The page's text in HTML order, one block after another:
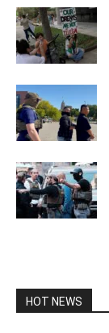
HOT NEWS